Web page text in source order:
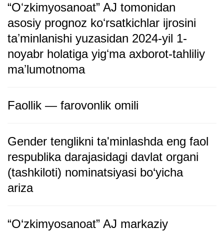
“Oʻzkimyosanoat” AJ tomonidan
asosiy prognoz koʻrsatkichlar ijrosini
taʼminlanishi yuzasidan 2024-yil 1-
noyabr holatiga yigʻma axborot-tahliliy
maʼlumotnoma
Faollik — farovonlik omili
Gender tenglikni ta'minlashda eng faol
respublika darajasidagi davlat organi
(tashkiloti) nominatsiyasi bo‘yicha
ariza
“O‘zkimyosanoat” AJ markaziy